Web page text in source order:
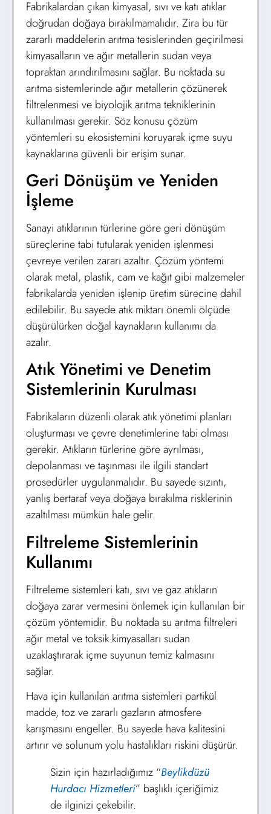
Fabrikalardan çıkan kimyasal, sıvı ve katı atıklar
doğrudan doğaya bırakılmamalıdır. Zira bu tür
zararlı maddelerin arıtma tesislerinden geçirilmesi
kimyasalların ve ağır metallerin sudan veya
topraktan arındırılmasını sağlar. Bu noktada su
arıtma sistemlerinde ağır metallerin çözünerek
filtrelenmesi ve biyolojik arıtma tekniklerinin
kullanılması gerekir. Söz konusu çözüm
yöntemleri su ekosistemini koruyarak içme suyu
kaynaklarına güvenli bir erişim sunar.
Geri Dönüşüm ve Yeniden
İşleme
Sanayi atıklarının türlerine göre geri dönüşüm
süreçlerine tabi tutularak yeniden işlenmesi
çevreye verilen zararı azaltır. Çözüm yöntemi
olarak metal, plastik, cam ve kağıt gibi malzemeler
fabrikalarda yeniden işlenip üretim sürecine dahil
edilebilir. Bu sayede atık miktarı önemli ölçüde
düşürülürken doğal kaynakların kullanımı da
azalır.
Atık Yönetimi ve Denetim
Sistemlerinin Kurulması
Fabrikaların düzenli olarak atık yönetimi planları
oluşturması ve çevre denetimlerine tabi olması
gerekir. Atıkların türlerine göre ayrılması,
depolanması ve taşınması ile ilgili standart
prosedürler uygulanmalıdır. Bu sayede sızıntı,
yanlış bertaraf veya doğaya bırakılma risklerinin
azaltılması mümkün hale gelir.
Filtreleme Sistemlerinin
Kullanımı
Filtreleme sistemleri katı, sıvı ve gaz atıkların
doğaya zarar vermesini önlemek için kullanılan bir
çözüm yöntemidir. Bu noktada su arıtma filtreleri
ağır metal ve toksik kimyasalları sudan
uzaklaştırarak içme suyunun temiz kalmasını
sağlar.
Hava için kullanılan arıtma sistemleri partikül
madde, toz ve zararlı gazların atmosfere
karışmasını engeller. Bu sayede hava kalitesini
artırır ve solunum yolu hastalıkları riskini düşürür.
Sizin için hazırladığımız “Beylikdüzü
Hurdacı Hizmetleri” başlıklı içeriğimiz
de ilginizi çekebilir.